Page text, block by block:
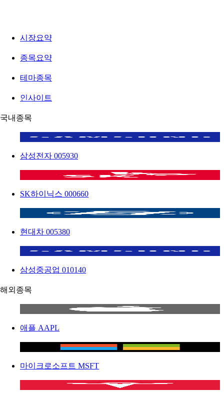
시장요약
종목요약
테마종목
인사이트
국내종목
삼성전자 005930
SK하이닉스 000660
현대차 005380
삼성중공업 010140
해외종목
애플 AAPL
마이크로소프트 MSFT